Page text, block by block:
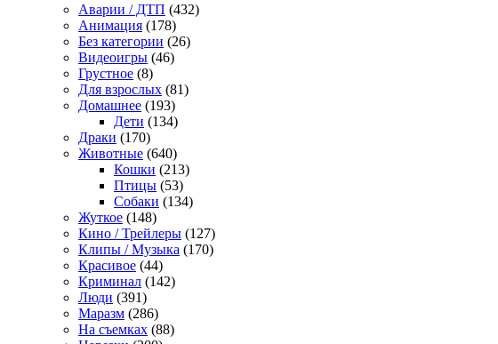
Аварии / ДТП (432)
Анимация (178)
Без категории (26)
Видеоигры (46)
Грустное (8)
Для взрослых (81)
Домашнее (193)
Дети (134)
Драки (170)
Животные (640)
Кошки (213)
Птицы (53)
Собаки (134)
Жуткое (148)
Кино / Трейлеры (127)
Клипы / Музыка (170)
Красивое (44)
Криминал (142)
Люди (391)
Маразм (286)
На съемках (88)